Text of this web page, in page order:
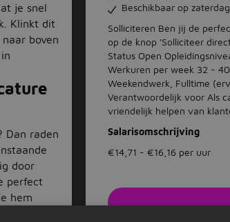
je snel
Klinkt dit
boven
Dan raden
door
perfect
hem
en upload
Beschikbaar op zaterdag.
Solliciteren Ben jij de
op de knop 'Solliciteer
Status Open
Werkuren per week 32 -
Weekendwerk, Fulltime
Verantwoordelijk voor Als
vriendelijk helpen van
Salarisomschrijving
€14,71 - €16,16 per uur